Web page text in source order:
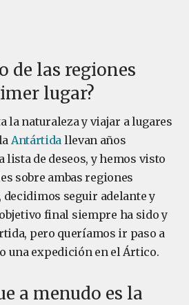
de las regiones
lugar?
la naturaleza y viajar a lugares
Antártida llevan años
lista de deseos, y hemos visto
sobre ambas regiones
seguir adelante y
final siempre ha sido y
pero queríamos ir paso a
una expedición en el Ártico.
a menudo es la